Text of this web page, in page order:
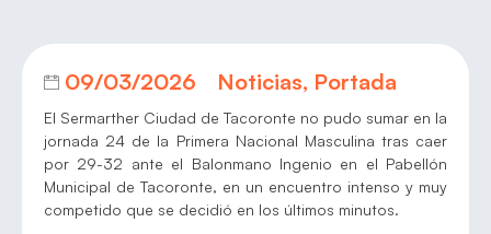
09/03/2026 Noticias, Portada
El Sermarther Ciudad de Tacoronte no pudo sumar en la
jornada 24 de la Primera Nacional Masculina tras caer
por 29-32 ante el Balonmano Ingenio en el Pabellón
Municipal de Tacoronte, en un encuentro intenso y muy
competido que se decidió en los últimos minutos.